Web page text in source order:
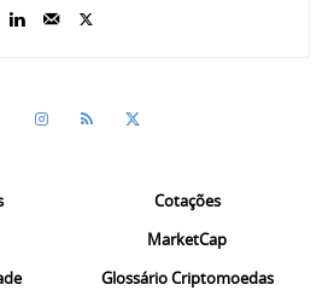
Cotações
MarketCap
Glossário Criptomoedas